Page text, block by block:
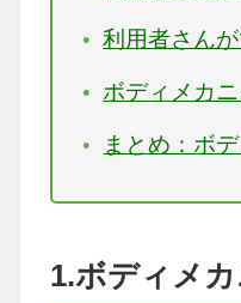
利用者さん
ボディメカ
まとめ：ボ
1.ボディメ